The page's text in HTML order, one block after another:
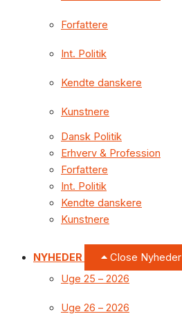
Forfattere
Int. Politik
Kendte danskere
Kunstnere
Dansk Politik
Erhverv & Profession
Forfattere
Int. Politik
Kendte danskere
Kunstnere
NYHEDER
Close Nyheder
Uge 25 – 2026
Uge 26 – 2026